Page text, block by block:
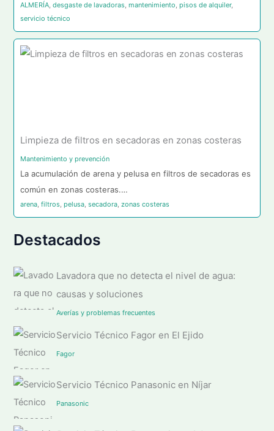
ALMERÍA,desgaste de lavadoras,mantenimiento,pisos de alquiler,
servicio técnico
Limpieza de filtros en secadoras en zonas costeras
Mantenimiento y prevención
La acumulación de arena y pelusa en filtros de secadoras es
común en zonas costeras.…
arena,filtros,pelusa,secadora,zonas costeras
Destacados
Lavadora que no detecta el nivel de agua:
causas y soluciones
Averías y problemas frecuentes
Servicio Técnico Fagor en El Ejido
Fagor
Servicio Técnico Panasonic en Níjar
Panasonic